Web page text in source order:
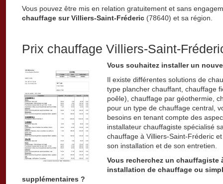
Vous pouvez être mis en relation gratuitement et sans
chauffage sur Villiers-Saint-Fréderic (78640) et sa région.
Prix chauffage Villiers-Saint-
Vous souhaitez installer un
Il existe différentes solutions de
type plancher chauffant, chauffage
poêle), chauffage par géothermie,
pour un type de chauffage central,
besoins en tenant compte des
installateur chauffagiste spécialisé
chauffage à Villiers-Saint-Fréderic
son installation et de son entretien.
Vous recherchez un chauffagiste
installation de chauffage ou
supplémentaires ?